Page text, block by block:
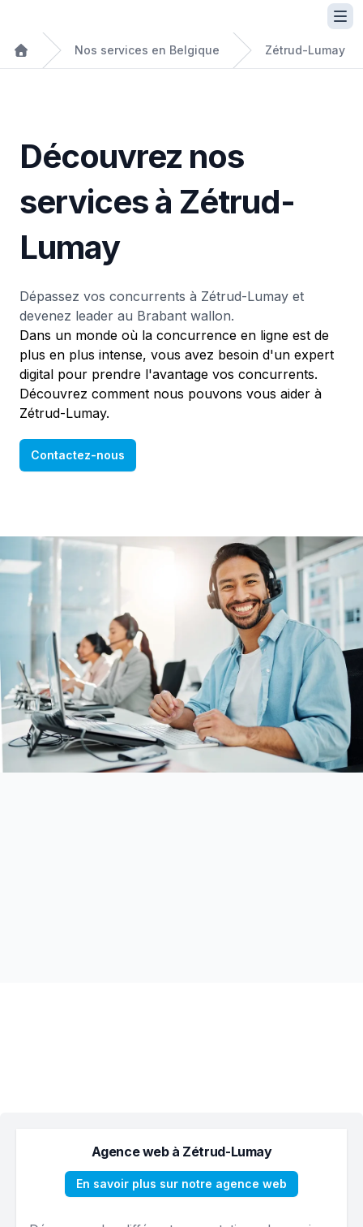
Nos services en Belgique Zétrud-Lumay
Découvrez nos
services à Zétrud-
Lumay
Dépassez vos concurrents à Zétrud-Lumay et
devenez leader au Brabant wallon.
Dans un monde où la concurrence en ligne est de
plus en plus intense, vous avez besoin d'un expert
digital pour prendre l'avantage vos concurrents.
Découvrez comment nous pouvons vous aider à
Zétrud-Lumay.
Contactez-nous
Agence web à Zétrud-Lumay
En savoir plus sur notre agence web